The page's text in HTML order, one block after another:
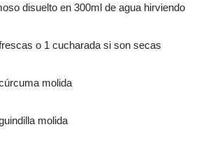
disuelto en 300ml de agua hirviendo
o 1 cucharada si son secas
molida
molida